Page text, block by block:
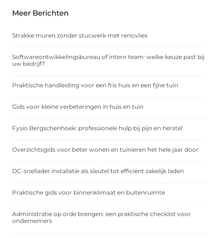
Meer Berichten
Strakke muren zonder stucwerk met renovlies
Softwareontwikkelingsbureau of intern team: welke keuze past bij
uw bedrijf?
Praktische handleiding voor een fris huis en een fijne tuin
Gids voor kleine verbeteringen in huis en tuin
Fysio Bergschenhoek: professionele hulp bij pijn en herstel
Overzichtsgids voor beter wonen en tuinieren het hele jaar door
DC-snellader installatie als sleutel tot efficiënt zakelijk laden
Praktische gids voor binnenklimaat en buitenruimte
Administratie op orde brengen: een praktische checklist voor
ondernemers